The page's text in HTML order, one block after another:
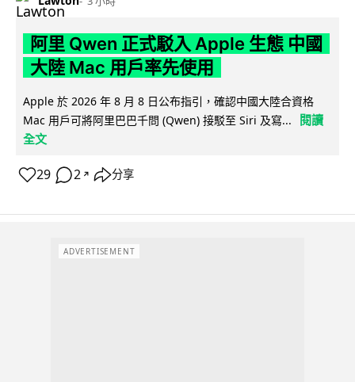
阿里 Qwen 正式駁入 Apple 生態 中國
大陸 Mac 用戶率先使用
Apple 於 2026 年 8 月 8 日公布指引，確認中國大陸合資格
Mac 用戶可將阿里巴巴千問 (Qwen) 接駁至 Siri 及寫...
閱讀
全文
29 2 ↗ 分享
ADVERTISEMENT